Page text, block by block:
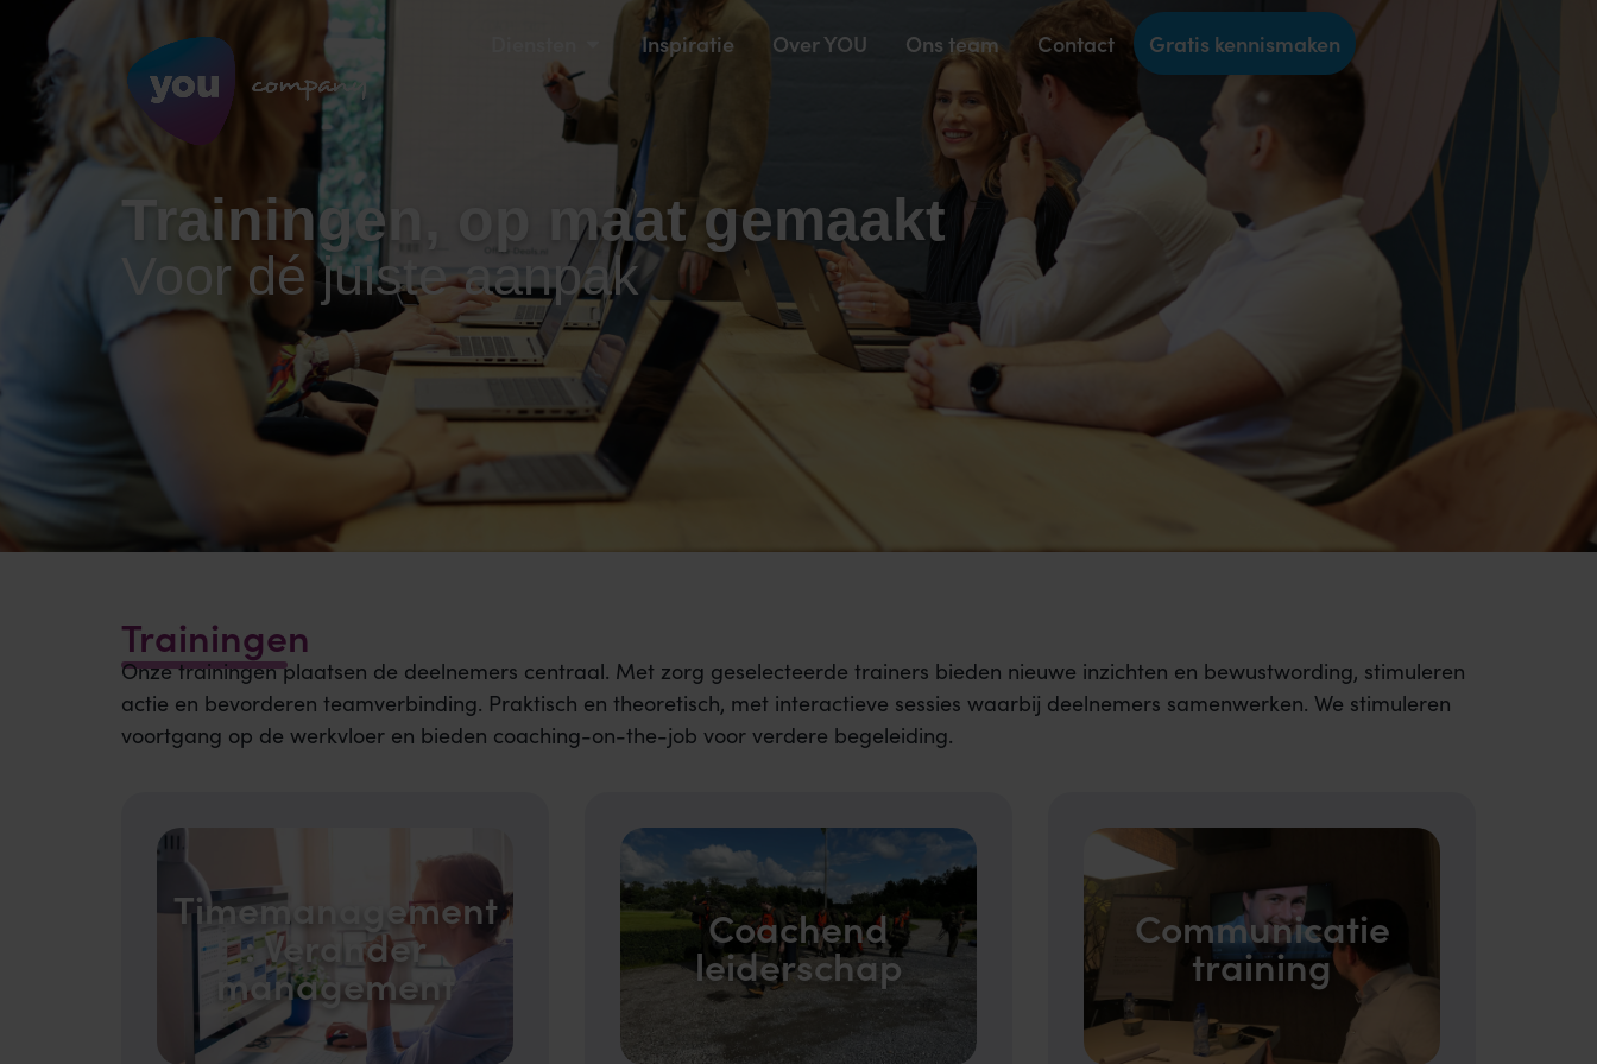
Inspiratie Over YOU Ons team Contact Gratis kennismaken
Trainingen, op maat gemaakt
Voor dé juiste aanpak
Trainingen
Onze trainingen plaatsen de deelnemers centraal. Met zorg geselecteerde trainers bieden nieuwe inzichten en bewustwording, stimuleren
actie en bevorderen teamverbinding. Praktisch en theoretisch, met interactieve sessies waarbij deelnemers samenwerken. We stimuleren
voortgang op de werkvloer en bieden coaching-on-the-job voor verdere begeleiding.
Timemanagement
: Verander
management
Coachend
leiderschap
Communicatie
training